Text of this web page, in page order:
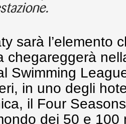
sarà l’elemento
chegareggerà
Swimming
in uno degli
il Four
dei 50 e 100